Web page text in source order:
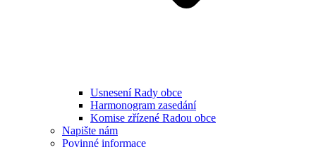
Usnesení Rady obce
Harmonogram zasedání
Komise zřízené Radou obce
Napište nám
Povinné informace